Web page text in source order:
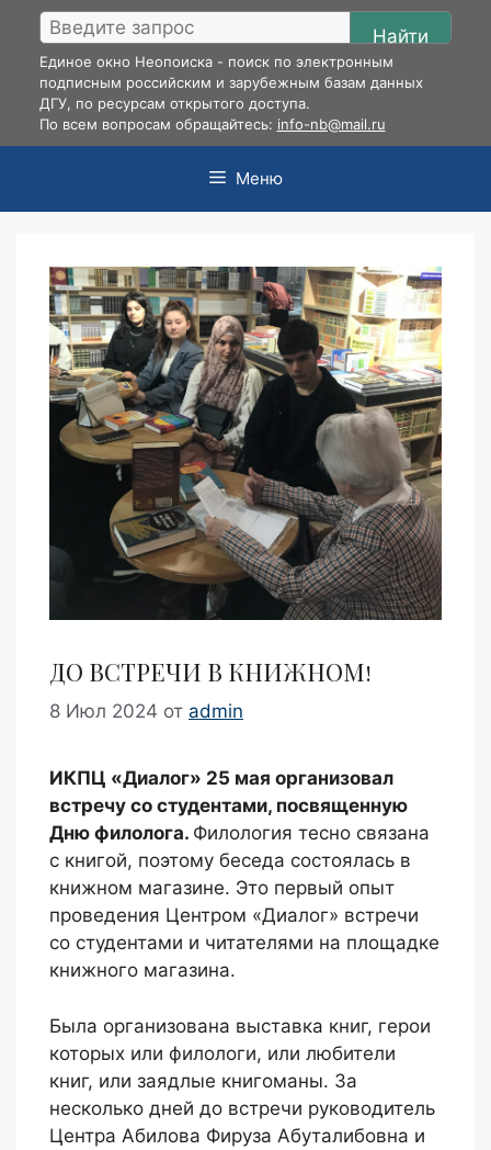
Перейти
содержимому
Найти
Единое окно Неопоиска - поиск по электронным
подписным российским и зарубежным базам данных
ДГУ, по ресурсам открытого доступа.
По всем вопросам обращайтесь: info-nb@mail.ru
Меню
ДО ВСТРЕЧИ В КНИЖНОМ!
8 Июл 2024 от admin
ИКПЦ «Диалог» 25 мая организовал
встречу со студентами, посвященную
Дню филолога. Филология тесно связана
с книгой, поэтому беседа состоялась в
книжном магазине. Это первый опыт
проведения Центром «Диалог» встречи
со студентами и читателями на площадке
книжного магазина.
Была организована выставка книг, герои
которых или филологи, или любители
книг, или заядлые книгоманы. За
несколько дней до встречи руководитель
Центра Абилова Фируза Абуталибовна и